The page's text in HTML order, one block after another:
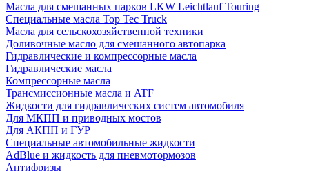
Масла для смешанных парков LKW Leichtlauf Touring
Специальные масла Top Tec Truck
Масла для сельскохозяйственной техники
Доливочные масло для смешанного автопарка
Гидравлические и компрессорные масла
Гидравлические масла
Компрессорные масла
Трансмиссионные масла и ATF
Жидкости для гидравлических систем автомобиля
Для МКПП и приводных мостов
Для АКПП и ГУР
Специальные автомобильные жидкости
AdBlue и жидкость для пневмотормозов
Антифризы